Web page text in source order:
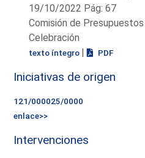
19/10/2022 Pág: 67
Comisión de Presupuestos
Celebración
texto íntegro | PDF
Iniciativas de origen
121/000025/0000
enlace>>
Intervenciones